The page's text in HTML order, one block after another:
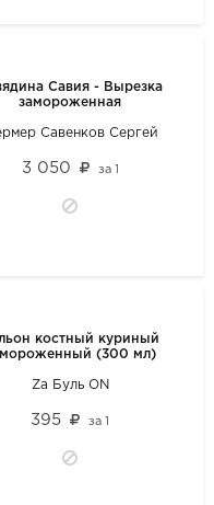
Савия - Вырезка
замороженная
Савенков Сергей
3 050 за 1
костный куриный
(300 мл)
Za Буль ON
395 за1